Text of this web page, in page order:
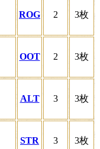
ROG 2 3枚
OOT 2 3枚
ALT 3 3枚
STR 3 3枚